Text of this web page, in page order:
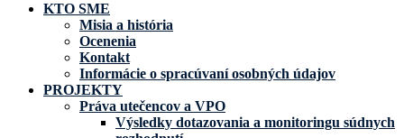
KTO SME
Misia a história
Ocenenia
Kontakt
Informácie o spracúvaní osobných údajov
PROJEKTY
Práva utečencov a VPO
Výsledky dotazovania a monitoringu súdnych